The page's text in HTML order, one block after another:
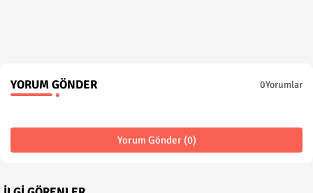
YORUM GÖNDER 0Yorumlar
Yorum Gönder (0)